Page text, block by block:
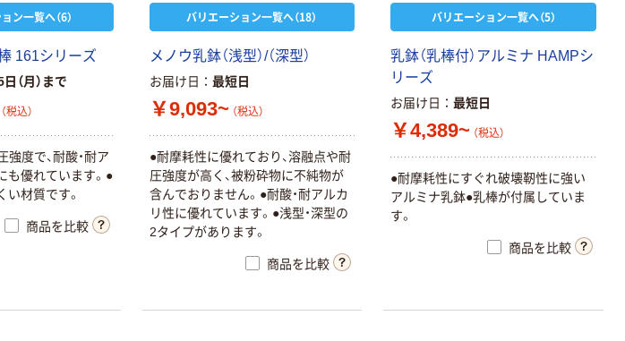
ン一覧へ（6）
161シリーズ
（月）まで
（税込）
強度で、耐酸・耐ア
も優れています。●
い材質です。
商品を比較
バリエーション一覧へ（18）
メノウ乳鉢（浅型）/（深型）
お届け日 最短日
￥9,093~ （税込）
●耐摩耗性に優れており、溶融点や耐
圧強度が高く、被粉砕物に不純物が
含んでおりません。●耐酸・耐アルカ
リ性に優れています。●浅型・深型の
2タイプがあります。
商品を比較
バリエーション一覧へ（5）
乳鉢（乳棒付）アルミナ HAMPシ
リーズ
お届け日 最短日
￥4,389~ （税込）
●耐摩耗性にすぐれ破壊靭性に強い
アルミナ乳鉢●乳棒が付属していま
す。
商品を比較